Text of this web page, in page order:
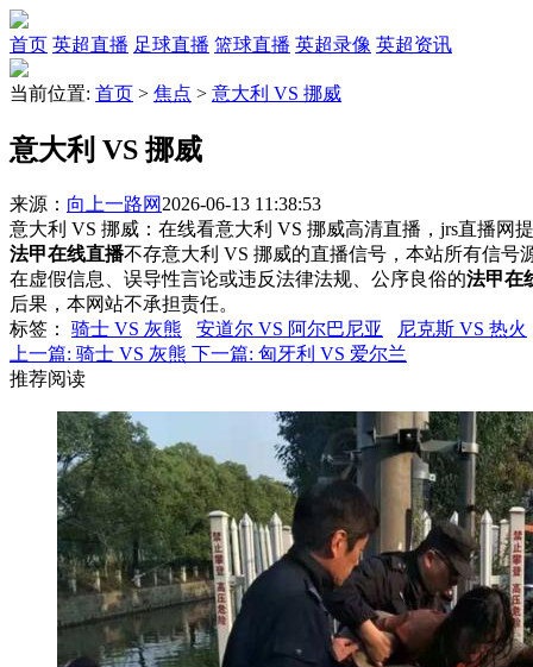
首页 英超直播 足球直播 篮球直播 英超录像 英超资讯
当前位置: 首页 > 焦点 > 意大利 VS 挪威
意大利 VS 挪威
来源： 向上一路网 2026-06-13 11:38:53
意大利 VS 挪威：在线看意大利 VS 挪威高清直播，jrs直播网
法甲在线直播不存意大利 VS 挪威的直播信号，本站所有信
在虚假信息、误导性言论或违反法律法规、公序良俗的法甲在
后果，本网站不承担责任。
标签 ： 骑士 VS 灰熊 安道尔 VS 阿尔巴尼亚
尼克斯 VS 热火
上一篇: 骑士 VS 灰熊 下一篇: 匈牙利 VS 爱尔兰
推荐阅读